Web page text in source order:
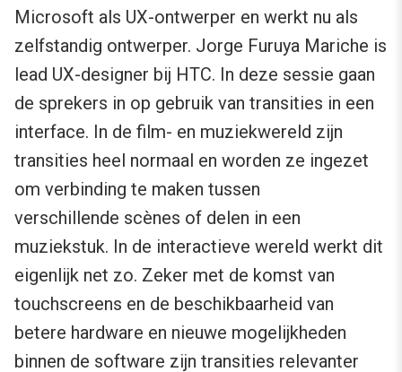
Microsoft als UX-ontwerper en werkt nu als
zelfstandig ontwerper. Jorge Furuya Mariche is
lead UX-designer bij HTC. In deze sessie gaan
de sprekers in op gebruik van transities in een
interface. In de film- en muziekwereld zijn
transities heel normaal en worden ze ingezet
om verbinding te maken tussen
verschillende scènes of delen in een
muziekstuk. In de interactieve wereld werkt dit
eigenlijk net zo. Zeker met de komst van
touchscreens en de beschikbaarheid van
betere hardware en nieuwe mogelijkheden
binnen de software zijn transities relevanter